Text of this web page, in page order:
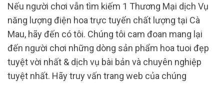
Nếu người chơi vẫn tìm kiếm 1 Thương Mại dịch Vụ
năng lượng điện hoa trực tuyến chất lượng tại Cà
Mau, hãy đến có tôi. Chúng tôi cam đoan mang lại
đến người chơi những dòng sản phẩm hoa tuoi đẹp
tuyệt vời nhất & dịch vụ bài bản và chuyên nghiệp
tuyệt nhất. Hãy truy vấn trang web của chúng